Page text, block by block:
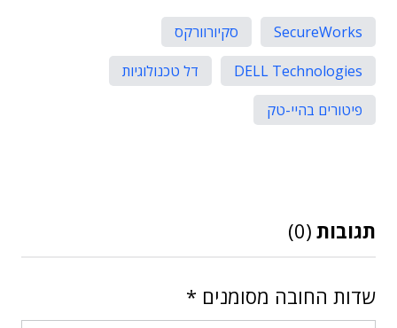
SecureWorks
סקיורוורקס
DELL Technologies
דל טכנולוגיות
פיטורים בהיי-טק
תגובות (0)
שדות החובה מסומנים *